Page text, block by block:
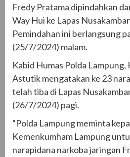
Fredy Pratama dipindahkan
Way Hui ke Lapas
Pemindahan ini berlangsung
(25/7/2024) malam.
Kabid Humas Polda Lampung,
Astutik mengatakan ke 23
telah tiba di Lapas
(26/7/2024) pagi.
“Polda Lampung meminta
Kemenkumham Lampung
narapidana narkoba jaringan